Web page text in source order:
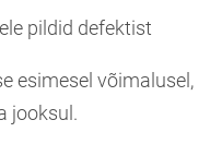
pildid defektist
esimesel võimalusel,
jooksul.